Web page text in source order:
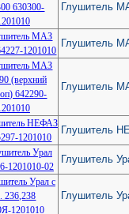
Глушитель
Глушитель
Глушитель
Глушитель
Глушитель
Глушитель